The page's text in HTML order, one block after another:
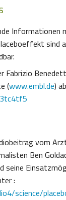
Informationen
sind
Fabrizio
(www.embl.de)
vom
Ben
seine
:
science/